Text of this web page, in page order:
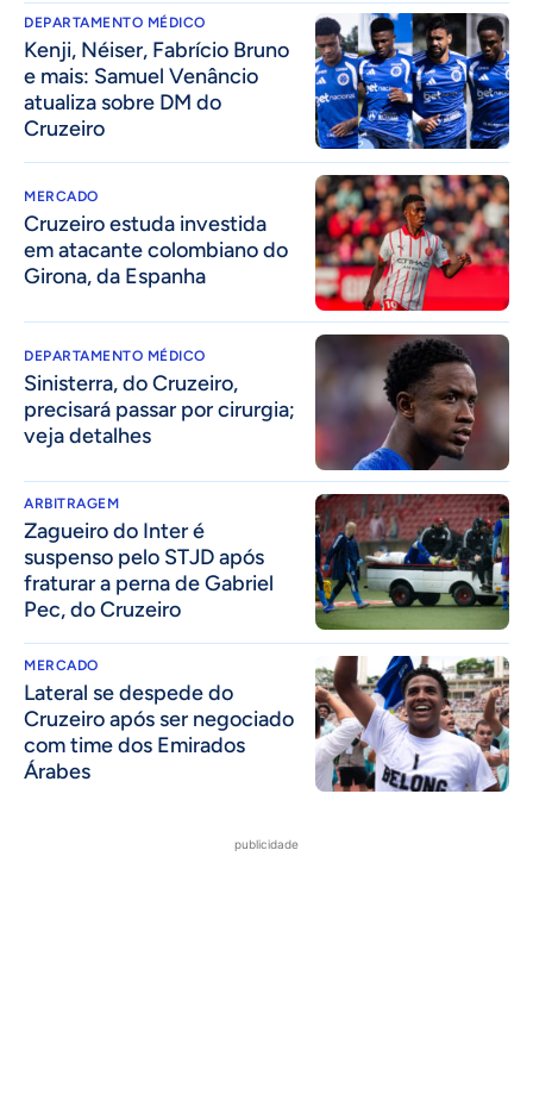
DEPARTAMENTO MÉDICO
Kenji, Néiser, Fabrício Bruno
e mais: Samuel Venâncio
atualiza sobre DM do
Cruzeiro
MERCADO
Cruzeiro estuda investida
em atacante colombiano do
Girona, da Espanha
DEPARTAMENTO MÉDICO
Sinisterra, do Cruzeiro,
precisará passar por cirurgia;
veja detalhes
ARBITRAGEM
Zagueiro do Inter é
suspenso pelo STJD após
fraturar a perna de Gabriel
Pec, do Cruzeiro
MERCADO
Lateral se despede do
Cruzeiro após ser negociado
com time dos Emirados
Árabes
publicidade